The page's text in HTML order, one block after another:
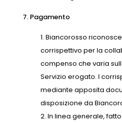
7. Pagamento
Biancorosso
corrispettivo per la
compenso che varia
Servizio erogato. I
mediante apposita
disposizione da
In linea generale,